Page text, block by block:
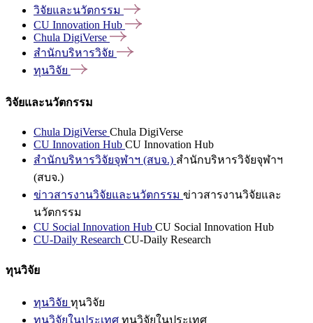
วิจัยและนวัตกรรม
CU Innovation Hub
Chula DigiVerse
สำนักบริหารวิจัย
ทุนวิจัย
วิจัยและนวัตกรรม
Chula DigiVerse Chula DigiVerse
CU Innovation Hub CU Innovation Hub
สำนักบริหารวิจัยจุฬาฯ (สบจ.) สำนักบริหารวิจัยจุฬาฯ
(สบจ.)
ข่าวสารงานวิจัยและนวัตกรรม ข่าวสารงานวิจัยและ
นวัตกรรม
CU Social Innovation Hub CU Social Innovation Hub
CU-Daily Research CU-Daily Research
ทุนวิจัย
ทุนวิจัย ทุนวิจัย
ทุนวิจัยในประเทศ ทุนวิจัยในประเทศ